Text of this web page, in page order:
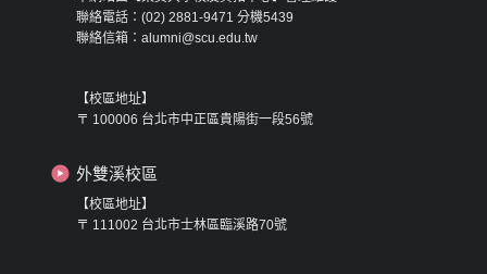
聯絡電話：(02) 2881-9471 分機5439
聯絡信箱：alumni@scu.edu.tw
【校區地址】
〒 100006 台北市中正區貴陽街一段56號
外雙溪校區
【校區地址】
〒 111002 台北市士林區臨溪路70號